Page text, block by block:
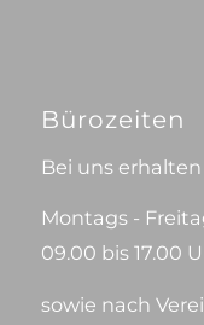
Bürozeiten
Bei uns
Montags -
09.00 bis 17.00
sowie nach